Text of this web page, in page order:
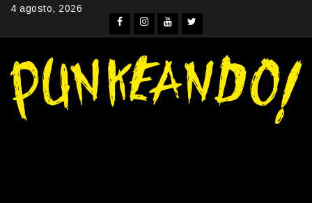
Skip4 agosto, 2026
Facebook
Instagram
YouTube
Twitter